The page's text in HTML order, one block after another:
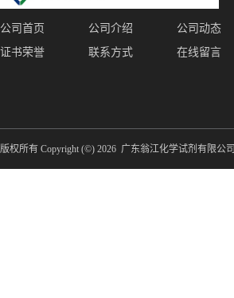
公司首页 公司介绍 公司动态
证书荣誉
联系方式 在线留言
版权所有 Copyright (©) 2026 广东翁江化学试剂有限公司